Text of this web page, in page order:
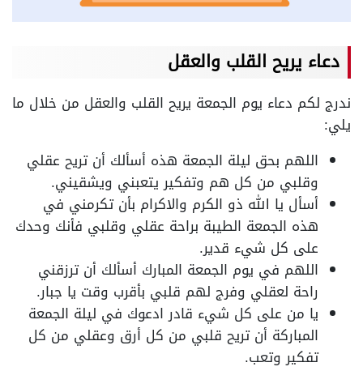
دعاء يريح القلب والعقل
ندرج لكم دعاء يوم الجمعة يريح القلب والعقل من خلال ما
يلي:
اللهم بحق ليلة الجمعة هذه أسألك أن تريح عقلي
وقلبي من كل هم وتفكير يتعبني ويشقيني.
أسأل يا الله ذو الكرم والاكرام بأن تكرمني في
هذه الجمعة الطيبة براحة عقلي وقلبي فأنك وحدك
على كل شيء قدير.
اللهم في يوم الجمعة المبارك أسألك أن ترزقني
راحة لعقلي وفرج لهم قلبي بأقرب وقت يا جبار.
يا من على كل شيء قادر ادعوك في ليلة الجمعة
المباركة أن تريح قلبي من كل أرق وعقلي من كل
تفكير وتعب.